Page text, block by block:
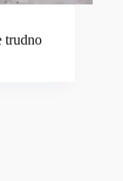
trudno